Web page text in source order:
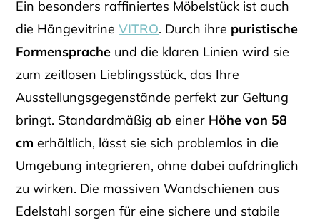
Ein besonders raffiniertes Möbelstück ist auch
die HängevitrineVITRO. Durch ihre puristische
Formensprache und die klaren Linien wird sie
zum zeitlosen Lieblingsstück, das Ihre
Ausstellungsgegenstände perfekt zur Geltung
bringt. Standardmäßig ab einer Höhe von 58
cm erhältlich, lässt sie sich problemlos in die
Umgebung integrieren, ohne dabei aufdringlich
zu wirken. Die massiven Wandschienen aus
Edelstahl sorgen für eine sichere und stabile